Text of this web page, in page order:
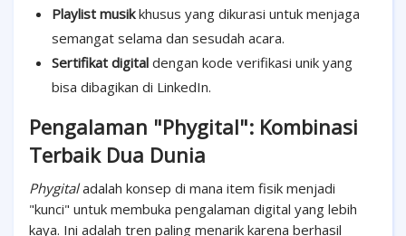
Playlist musikkhusus yang dikurasi untuk menjaga
semangat selama dan sesudah acara.
Sertifikat digital dengan kode verifikasi unik yang
bisa dibagikan di LinkedIn.
Pengalaman "Phygital": Kombinasi
Terbaik Dua Dunia
Phygitaladalah konsep di mana item fisik menjadi
"kunci" untuk membuka pengalaman digital yang lebih
kaya. Ini adalah tren paling menarik karena berhasil